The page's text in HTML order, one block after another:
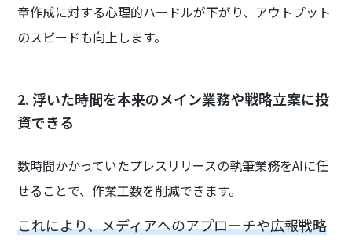
章作成に対する心理的ハードルが下がり、アウトプット
のスピードも向上します。
2. 浮いた時間を本来のメイン業務や戦略立案に投
資できる
数時間かかっていたプレスリリースの執筆業務をAIに任
せることで、作業工数を削減できます。
これにより、メディアへのアプローチや広報戦略